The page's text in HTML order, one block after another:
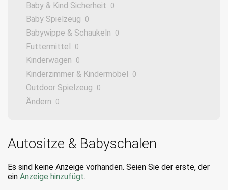
Baby & Kind Sicherheit 0
Baby Spielzeug 0
Babywippe & Schaukeln 0
Futtermittel 0
Kinderwagen 0
Kinderzimmer & Kindermöbel 0
Outdoor Spielzeug 0
Ändern 0
Autositze & Babyschalen
Es sind keine Anzeige vorhanden. Seien Sie der erste, der
ein Anzeige hinzufügt.